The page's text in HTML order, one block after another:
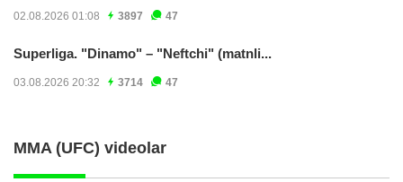
02.08.2026 01:08 3897 47
Superliga. "Dinamo" – "Neftchi" (matnli...
03.08.2026 20:32 3714 47
MMA (UFC) videolar